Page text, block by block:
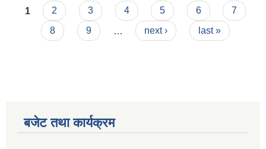
Pages
1 2 3 4 5 6
7
8
9 next › last »
बजेट तथा कार्यक्रम